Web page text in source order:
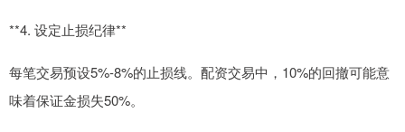
**4. 设定止损纪律**
每笔交易预设5%-8%的止损线。配资交易中，10%的回撤可能意
味着保证金损失50%。